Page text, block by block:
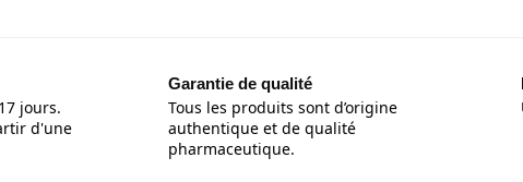
jours.
d'une
Garantie de qualité
Tous les produits sont d’origine
authentique et de qualité
pharmaceutique.